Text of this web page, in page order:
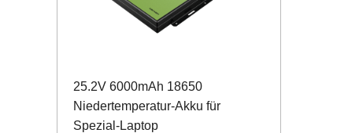
25.2V 6000mAh 18650
Niedertemperatur-Akku für
Spezial-Laptop